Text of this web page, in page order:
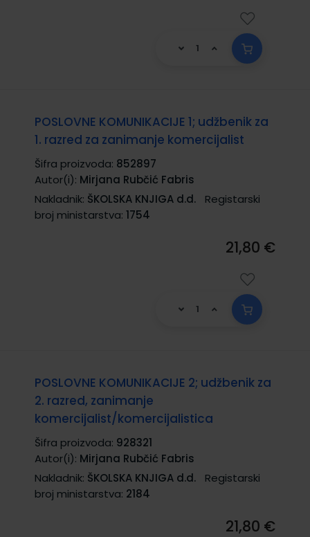
POSLOVNE KOMUNIKACIJE 1; udžbenik za
1. razred za zanimanje komercijalist
Šifra proizvoda: 852897
Autor(i): Mirjana Rubčić Fabris
Nakladnik: ŠKOLSKA KNJIGA d.d.
Registarski
broj ministarstva: 1754
21,80 €
POSLOVNE KOMUNIKACIJE 2; udžbenik za
2. razred, zanimanje
komercijalist/komercijalistica
Šifra proizvoda: 928321
Autor(i): Mirjana Rubčić Fabris
Nakladnik: ŠKOLSKA KNJIGA d.d.
Registarski
broj ministarstva: 2184
21,80 €